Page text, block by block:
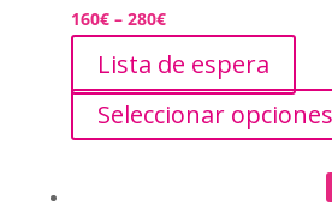
160€– 280€
Lista de espera
Seleccionar opciones